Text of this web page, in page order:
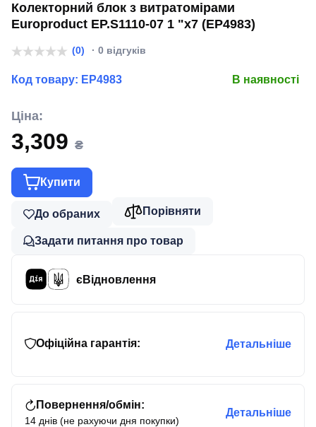
Колекторний блок з витратомірами
Europroduct EP.S1110-07 1 "x7 (EP4983)
(0) · 0 відгуків
Код товару: EP4983 В наявності
Ціна:
3,309 ₴
Купити
До обраних Порівняти
Задати питання про товар
єВідновлення
Офіційна гарантія: Детальніше
Повернення/обмін:
14 днів (не рахуючи дня покупки)
Детальніше